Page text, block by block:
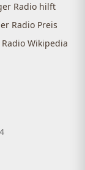
Radio hilft
Radio Preis
Wikipedia